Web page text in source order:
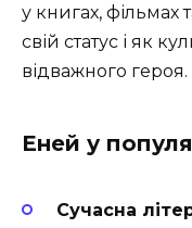
у книгах, фільмах
свій статус і як
відважного героя.
Еней у
Сучасна